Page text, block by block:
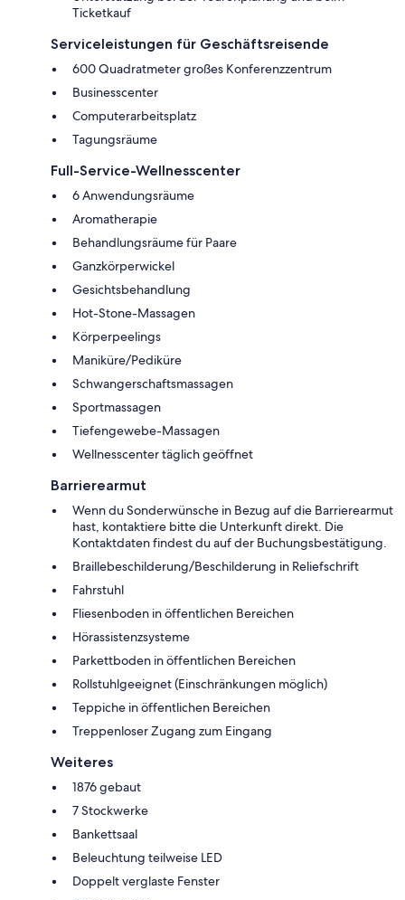
Ticketkauf
Serviceleistungen für Geschäftsreisende
600 Quadratmeter großes Konferenzzentrum
Businesscenter
Computerarbeitsplatz
Tagungsräume
Full-Service-Wellnesscenter
6 Anwendungsräume
Aromatherapie
Behandlungsräume für Paare
Ganzkörperwickel
Gesichtsbehandlung
Hot-Stone-Massagen
Körperpeelings
Maniküre/Pediküre
Schwangerschaftsmassagen
Sportmassagen
Tiefengewebe-Massagen
Wellnesscenter täglich geöffnet
Barrierearmut
Wenn du Sonderwünsche in Bezug auf die Barrierearmut
hast, kontaktiere bitte die Unterkunft direkt. Die
Kontaktdaten findest du auf der Buchungsbestätigung.
Braillebeschilderung/Beschilderung in Reliefschrift
Fahrstuhl
Fliesenboden in öffentlichen Bereichen
Hörassistenzsysteme
Parkettboden in öffentlichen Bereichen
Rollstuhlgeeignet (Einschränkungen möglich)
Teppiche in öffentlichen Bereichen
Treppenloser Zugang zum Eingang
Weiteres
1876 gebaut
7 Stockwerke
Bankettsaal
Beleuchtung teilweise LED
Doppelt verglaste Fenster